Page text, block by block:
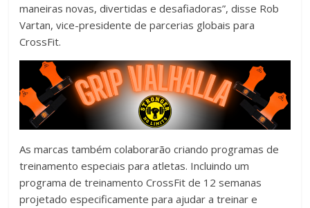
maneiras novas, divertidas e desafiadoras”, disse Rob
Vartan, vice-presidente de parcerias globais para
CrossFit.
As marcas também colaborarão criando programas de
treinamento especiais para atletas. Incluindo um
programa de treinamento CrossFit de 12 semanas
projetado especificamente para ajudar a treinar e